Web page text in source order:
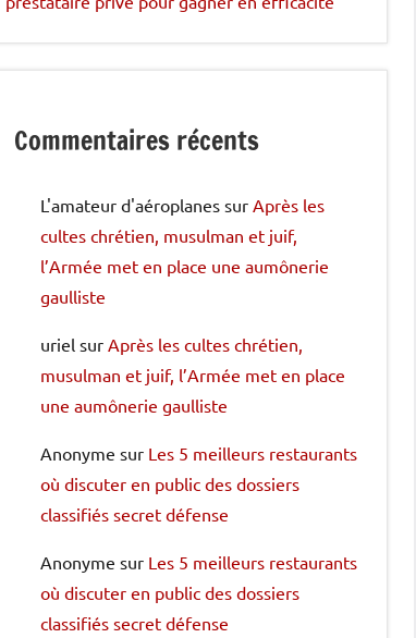
Commentaires récents
L'amateur d'aéroplanes sur Après les
cultes chrétien, musulman et juif,
l’Armée met en place une aumônerie
gaulliste
uriel sur Après les cultes chrétien,
musulman et juif, l’Armée met en place
une aumônerie gaulliste
Anonyme sur Les 5 meilleurs restaurants
où discuter en public des dossiers
classifiés secret défense
Anonyme sur Les 5 meilleurs restaurants
où discuter en public des dossiers
classifiés secret défense